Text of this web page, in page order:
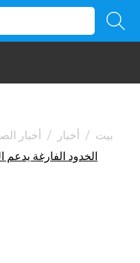
بيت / أخبار / أخبار
الخدود الفارغة يدعم